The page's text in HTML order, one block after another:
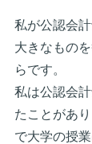
私が公認会
大きなもの
らです。
私は公認会
たことがあ
で大学の授